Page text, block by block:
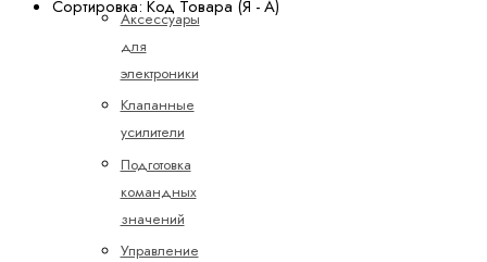
Аксессуары
для
электроники
Клапанные
усилители
Подготовка
командных
значений
Управление
Сортировка: Код Товара (Я - А)